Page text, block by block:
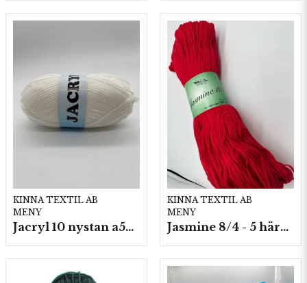
KINNA TEXTIL AB
MENY
Jacryl 10 nystan a50g./fp.
KINNA TEXTIL AB
MENY
Jasmine 8/4 - 5 härvor a200g./fp.